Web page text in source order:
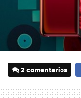
2 comentarios